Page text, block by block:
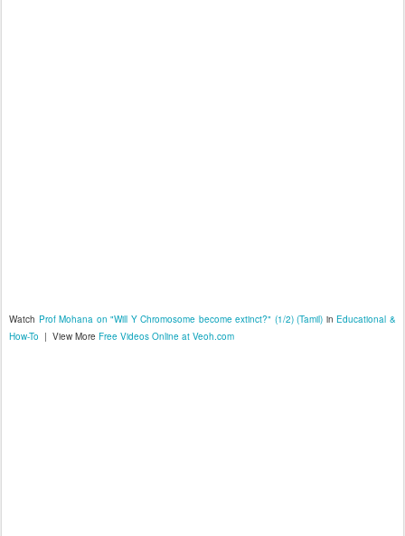
Watch Prof Mohana on "Will Y Chromosome become extinct?" (1/2) (Tamil) inEducational &
How-To | View More Free Videos Online at Veoh.com